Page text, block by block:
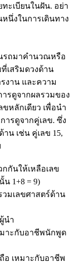
เบียนในฝัน. อย่า
หนึ่งในการเดินทาง
รถมาคำนวณหรือ
เสริมดวงด้าน
รงาน และความ
รดูจากผลรวมของ
ขหลักเดียว เพื่อนำ
ารดูจากคู่เลข. ซึ่ง
น เช่น คู่เลข 15,
กันให้เหลือเลข
น 1+8 = 9)
วมเลขศาสตร์ด้าน
นำ
มาะกับอาชีพนักพูด
อ เหมาะกับอาชีพ